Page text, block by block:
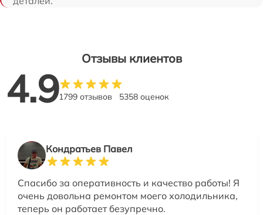
Отзывы клиентов
4.91799 отзывов 5358 оценок
Кондратьев Павел
Спасибо за оперативность и качество работы! Я
очень довольна ремонтом моего холодильника,
теперь он работает безупречно.